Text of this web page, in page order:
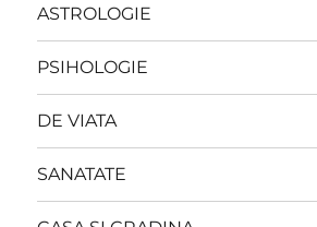
ASTROLOGIE
PSIHOLOGIE
DE VIATA
SANATATE